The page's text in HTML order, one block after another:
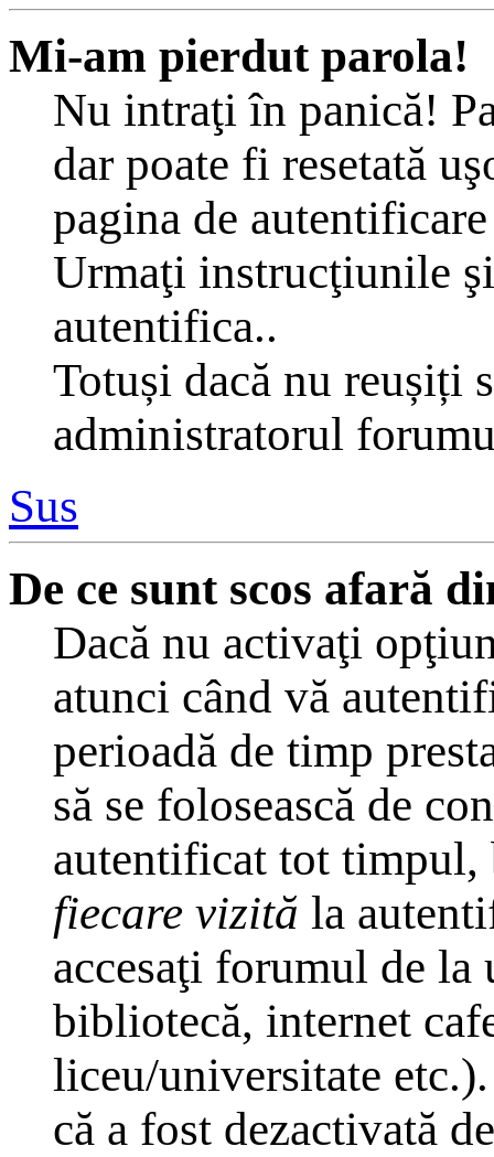
Mi-am pierdut parola!
Nu intraţi în panică!
dar poate fi resetată
pagina de
Urmaţi instrucţiunile
autentifica..
Totuși dacă nu reușiți
administratorul
Sus
De ce sunt scos afară
Dacă nu activaţi
atunci când vă
perioadă de timp
să se folosească de
autentificat tot
fiecare vizită la
accesaţi forumul de
bibliotecă, internet
liceu/universitate
că a fost dezactivată